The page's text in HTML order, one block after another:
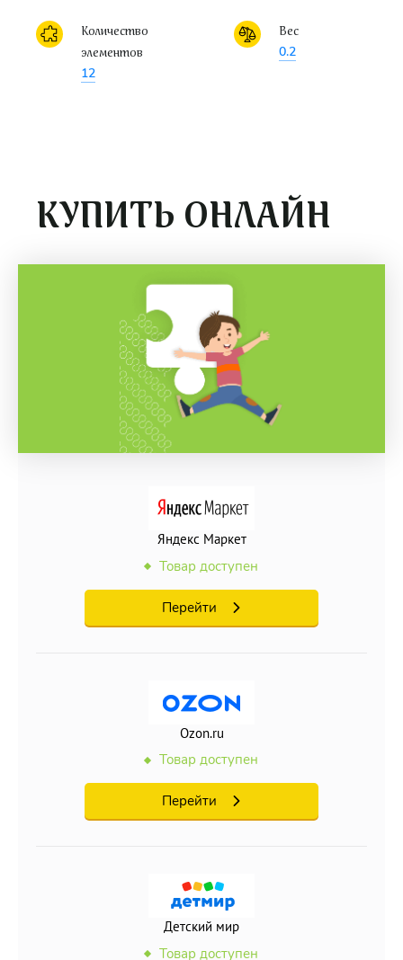
Количество
элементов
12
Вес
0.2
КУПИТЬ ОНЛАЙН
Яндекс Маркет
Товар доступен
Перейти
Ozon.ru
Товар доступен
Перейти
Детский мир
Товар доступен